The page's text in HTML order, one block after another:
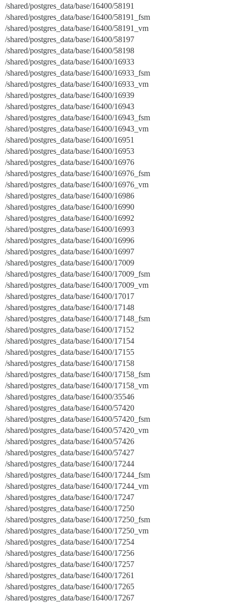
/shared/postgres_data/base/16400/58191
/shared/postgres_data/base/16400/58191_fsm
/shared/postgres_data/base/16400/58191_vm
/shared/postgres_data/base/16400/58197
/shared/postgres_data/base/16400/58198
/shared/postgres_data/base/16400/16933
/shared/postgres_data/base/16400/16933_fsm
/shared/postgres_data/base/16400/16933_vm
/shared/postgres_data/base/16400/16939
/shared/postgres_data/base/16400/16943
/shared/postgres_data/base/16400/16943_fsm
/shared/postgres_data/base/16400/16943_vm
/shared/postgres_data/base/16400/16951
/shared/postgres_data/base/16400/16953
/shared/postgres_data/base/16400/16976
/shared/postgres_data/base/16400/16976_fsm
/shared/postgres_data/base/16400/16976_vm
/shared/postgres_data/base/16400/16986
/shared/postgres_data/base/16400/16990
/shared/postgres_data/base/16400/16992
/shared/postgres_data/base/16400/16993
/shared/postgres_data/base/16400/16996
/shared/postgres_data/base/16400/16997
/shared/postgres_data/base/16400/17009
/shared/postgres_data/base/16400/17009_fsm
/shared/postgres_data/base/16400/17009_vm
/shared/postgres_data/base/16400/17017
/shared/postgres_data/base/16400/17148
/shared/postgres_data/base/16400/17148_fsm
/shared/postgres_data/base/16400/17152
/shared/postgres_data/base/16400/17154
/shared/postgres_data/base/16400/17155
/shared/postgres_data/base/16400/17158
/shared/postgres_data/base/16400/17158_fsm
/shared/postgres_data/base/16400/17158_vm
/shared/postgres_data/base/16400/35546
/shared/postgres_data/base/16400/57420
/shared/postgres_data/base/16400/57420_fsm
/shared/postgres_data/base/16400/57420_vm
/shared/postgres_data/base/16400/57426
/shared/postgres_data/base/16400/57427
/shared/postgres_data/base/16400/17244
/shared/postgres_data/base/16400/17244_fsm
/shared/postgres_data/base/16400/17244_vm
/shared/postgres_data/base/16400/17247
/shared/postgres_data/base/16400/17250
/shared/postgres_data/base/16400/17250_fsm
/shared/postgres_data/base/16400/17250_vm
/shared/postgres_data/base/16400/17254
/shared/postgres_data/base/16400/17256
/shared/postgres_data/base/16400/17257
/shared/postgres_data/base/16400/17261
/shared/postgres_data/base/16400/17265
/shared/postgres_data/base/16400/17267